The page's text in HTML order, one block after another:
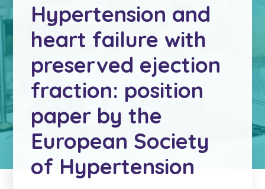
Hypertension and
heart failure with
preserved ejection
fraction: position
paper by the
European Society
of Hypertension